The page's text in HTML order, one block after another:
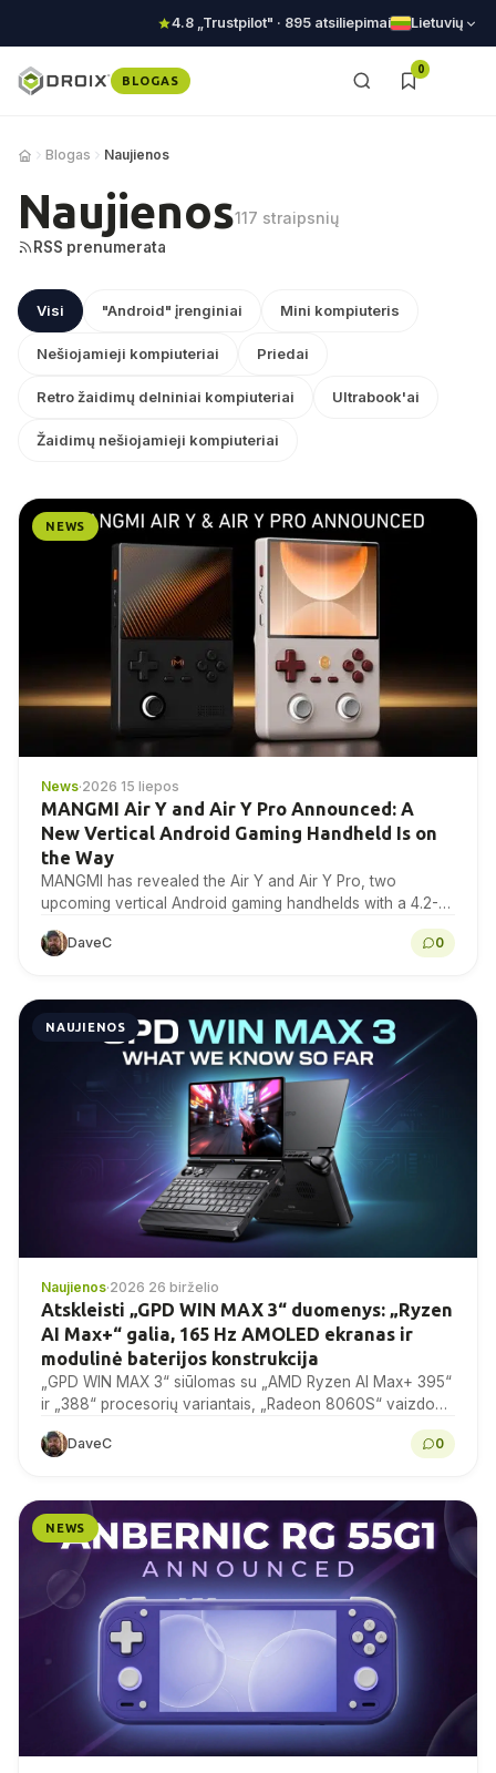
4.8 „Trustpilot" · 895 atsiliepimai Lietuvių
BLOGAS
0
Blogas Naujienos
Naujienos117 straipsnių
RSS prenumerata
Visi "Android" įrenginiai Mini kompiuteris
Nešiojamieji kompiuteriai Priedai
Retro žaidimų delniniai kompiuteriai Ultrabook'ai
Žaidimų nešiojamieji kompiuteriai
NEWS
News·2026 15 liepos
MANGMI Air Y and Air Y Pro Announced: A
New Vertical Android Gaming Handheld Is on
the Way
MANGMI has revealed the Air Y and Air Y Pro, two
upcoming vertical Android gaming handhelds with a 4.2-
DaveC 0
NAUJIENOS
Naujienos·2026 26 birželio
Atskleisti „GPD WIN MAX 3“ duomenys: „Ryzen
AI Max+“ galia, 165 Hz AMOLED ekranas ir
modulinė baterijos konstrukcija
„GPD WIN MAX 3“ siūlomas su „AMD Ryzen AI Max+ 395“
ir „388“ procesorių variantais, „Radeon 8060S“ vaizdo
DaveC 0
NEWS